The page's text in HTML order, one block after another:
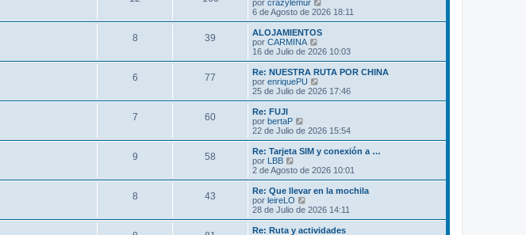
j
e
m
e
e
t
m
o
m
e
s
a
j
e
por crazylemur
e
r
t
m
o
m
e
j
e
6 de Agosto de 2026 18:11
8 39
ALOJAMIENTOS
por CARMINA
e
r
ú
t
m
e
s
j
e
16 de Julio de 2026 10:03
6 77
Re: NUESTRA RUTA POR CHINA
por enriquePU
e
r
t
o
m
e
s
j
e
25 de Julio de 2026 17:46
7 60
Re: FUJI
por bertaP
e
r
ú
t
o
m
e
22 de Julio de 2026 15:54
9 58
Re: Tarjeta SIM y conexión a …
por LBB
e
r
ú
t
2 de Agosto de 2026 10:01
8 43
Re: Que llevar en la mochila
por leireLO
e
r
ú
28 de Julio de 2026 14:11
Re: Ruta y actividades